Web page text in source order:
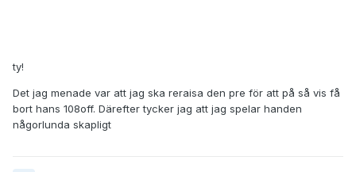
ty!
Det jag menade var att jag ska reraisa den pre för att på så vis få
bort hans 108off. Därefter tycker jag att jag spelar handen
någorlunda skapligt